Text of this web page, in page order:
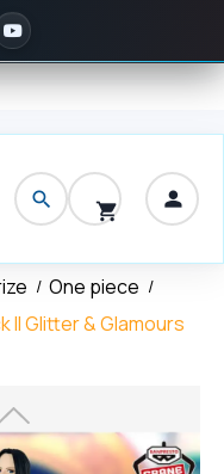
5 sur Google
One piece
II Glitter & Glamours